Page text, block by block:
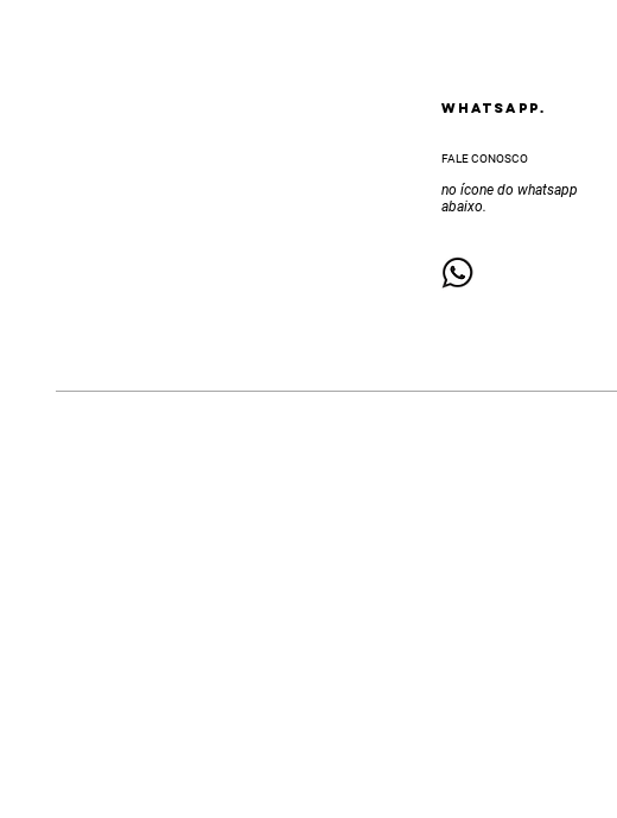
Whatsapp.
FALE CONOSCO
no ícone do whatsapp
abaixo.